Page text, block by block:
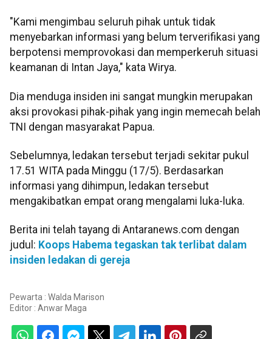
"Kami mengimbau seluruh pihak untuk tidak
menyebarkan informasi yang belum terverifikasi yang
berpotensi memprovokasi dan memperkeruh situasi
keamanan di Intan Jaya," kata Wirya.
Dia menduga insiden ini sangat mungkin merupakan
aksi provokasi pihak-pihak yang ingin memecah belah
TNI dengan masyarakat Papua.
Sebelumnya, ledakan tersebut terjadi sekitar pukul
17.51 WITA pada Minggu (17/5). Berdasarkan
informasi yang dihimpun, ledakan tersebut
mengakibatkan empat orang mengalami luka-luka.
Berita ini telah tayang di Antaranews.com dengan
judul: Koops Habema tegaskan tak terlibat dalam
insiden ledakan di gereja
Pewarta : Walda Marison
Editor : Anwar Maga